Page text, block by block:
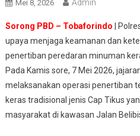
Mei 8, 2026 Admin
Sorong PBD – Tobaforindo |
upaya menjaga keamanan dan
penertiban peredaran minuman
Pada Kamis sore, 7 Mei 2026,
melaksanakan operasi penertiban
keras tradisional jenis Cap Tikus
masyarakat di kawasan Jalan